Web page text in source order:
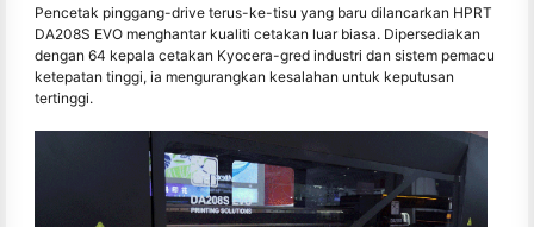
Pencetak pinggang-drive terus-ke-tisu yang baru dilancarkan HPRT
DA208S EVO menghantar kualiti cetakan luar biasa. Dipersediakan
dengan 64 kepala cetakan Kyocera-gred industri dan sistem pemacu
ketepatan tinggi, ia mengurangkan kesalahan untuk keputusan
tertinggi.